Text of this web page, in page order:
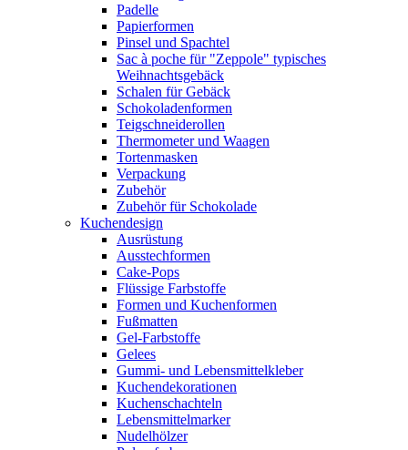
Padelle
Papierformen
Pinsel und Spachtel
Sac à poche für "Zeppole" typisches
Weihnachtsgebäck
Schalen für Gebäck
Schokoladenformen
Teigschneiderollen
Thermometer und Waagen
Tortenmasken
Verpackung
Zubehör
Zubehör für Schokolade
Kuchendesign
Ausrüstung
Ausstechformen
Cake-Pops
Flüssige Farbstoffe
Formen und Kuchenformen
Fußmatten
Gel-Farbstoffe
Gelees
Gummi- und Lebensmittelkleber
Kuchendekorationen
Kuchenschachteln
Lebensmittelmarker
Nudelhölzer